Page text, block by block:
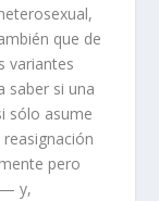
que de
variantes
saber si una
sólo asume
pero
y,